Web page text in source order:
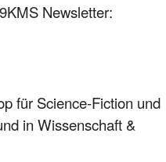
Newsletter:
für Science-Fiction und
in Wissenschaft &